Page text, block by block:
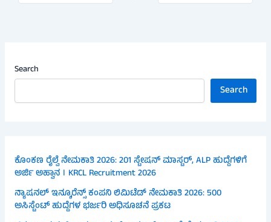
Search
Search
ಕೊಂಕಣ ರೈಲ್ವೆ ನೇಮಕಾತಿ 2026: 201 ಸ್ಟೇಷನ್ ಮಾಸ್ಟರ್, ALP ಹುದ್ದೆಗಳಿಗೆ
ಅರ್ಜಿ ಅಹ್ವಾನ । KRCL Recruitment 2026
ನ್ಯಾಷನಲ್ ಇನ್ಶೂರೆನ್ಸ್ ಕಂಪನಿ ಲಿಮಿಟೆಡ್ ನೇಮಕಾತಿ 2026: 500
ಅಸಿಸ್ಟೆಂಟ್ ಹುದ್ದೆಗಳ ಭರ್ಜರಿ ಅಧಿಸೂಚನೆ ಪ್ರಕಟ